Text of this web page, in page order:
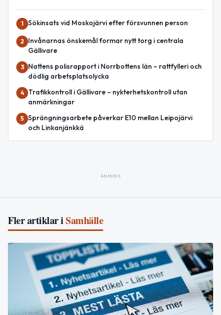
1 Sökinsats vid Moskojärvi efter försvunnen person
2
Invånarnas önskemål formar nytt torg i centrala
Gällivare
3
Nattens polisrapport i Norrbottens län – rattfylleri och
dödlig arbetsplatsolycka
4
Trafikkontroll i Gällivare – nykterhetskontroll utan
anmärkningar
5 Sprängningsarbete påverkar E10 mellan Leipojärvi
och Linkanjänkkä
ANNONS
Fler artiklar iSamhälle